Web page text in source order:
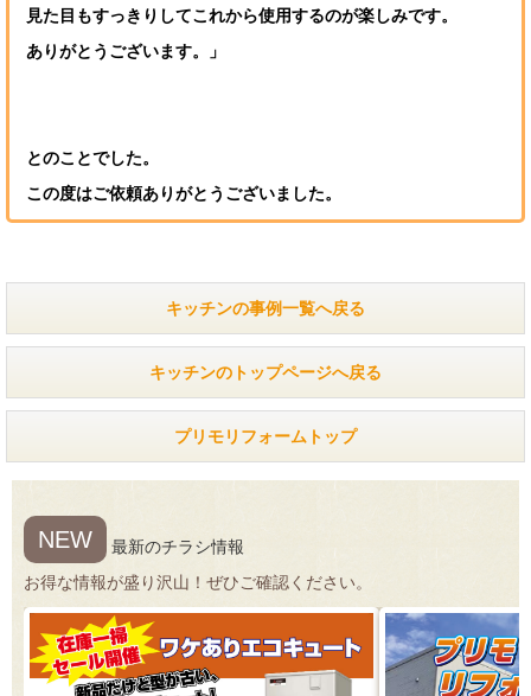
見た目もすっきりしてこれから使用するのが楽しみです。
ありがとうございます。」
とのことでした。
この度はご依頼ありがとうございました。
キッチンの事例一覧へ戻る
キッチンのトップページへ戻る
プリモリフォームトップ
NEW
最新のチラシ情報
お得な情報が盛り沢山！ぜひご確認ください。